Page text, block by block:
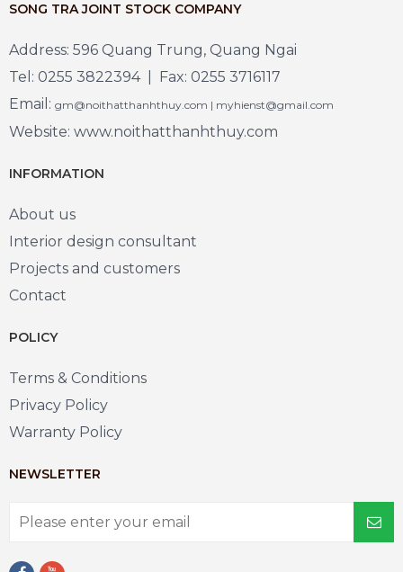
SONG TRA JOINT STOCK COMPANY
Address: 596 Quang Trung, Quang Ngai
Tel: 0255 3822394 | Fax: 0255 3716117
Email: gm@noithatthanhthuy.com | myhienst@gmail.com
Website: www.noithatthanhthuy.com
INFORMATION
About us
Interior design consultant
Projects and customers
Contact
POLICY
Terms & Conditions
Privacy Policy
Warranty Policy
NEWSLETTER